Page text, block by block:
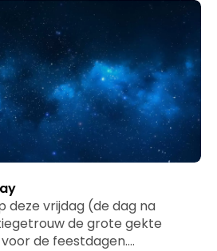
deze vrijdag (de dag na
de grote gekte
de feestdagen.…